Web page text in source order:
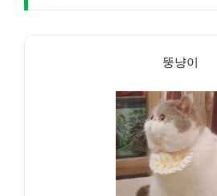
뚱냥이